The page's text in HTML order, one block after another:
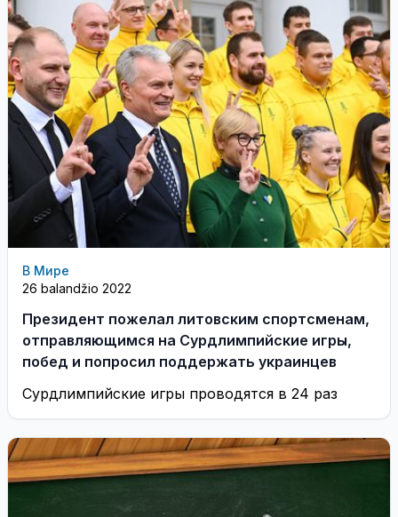
В Мире
26 balandžio 2022
Президент пожелал литовским спортсменам,
отправляющимся на Сурдлимпийские игры,
побед и попросил поддержать украинцев
Сурдлимпийские игры проводятся в 24 раз